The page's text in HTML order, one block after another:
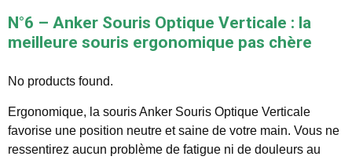
N°6 – Anker Souris Optique Verticale : la
meilleure souris ergonomique pas chère
No products found.
Ergonomique, la souris Anker Souris Optique Verticale
favorise une position neutre et saine de votre main. Vous ne
ressentirez aucun problème de fatigue ni de douleurs au